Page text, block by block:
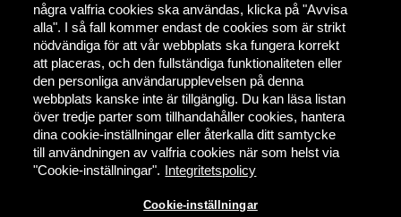
några valfria cookies ska användas, klicka på "Avvisa
alla". I så fall kommer endast de cookies som är strikt
nödvändiga för att vår webbplats ska fungera korrekt
att placeras, och den fullständiga funktionaliteten eller
den personliga användarupplevelsen på denna
webbplats kanske inte är tillgänglig. Du kan läsa listan
över tredje parter som tillhandahåller cookies, hantera
dina cookie-inställningar eller återkalla ditt samtycke
till användningen av valfria cookies när som helst via
"Cookie-inställningar". Integritetspolicy
Cookie-inställningar